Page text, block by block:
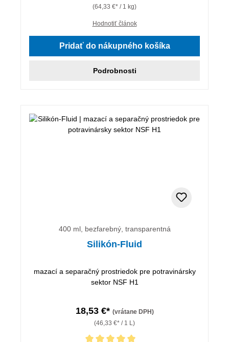
(64,33 €* / 1 kg)
Hodnotiť článok
Pridať do nákupného košíka
Podrobnosti
400 ml, bezfarebný, transparentná
Silikón-Fluid
mazací a separačný prostriedok pre potravinársky
sektor NSF H1
18,53 €* (vrátane DPH)
(46,33 €* / 1 L)